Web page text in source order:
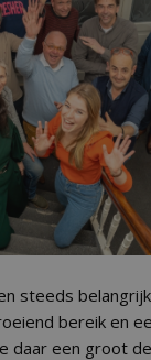
steeds
bereik en
daar een groot